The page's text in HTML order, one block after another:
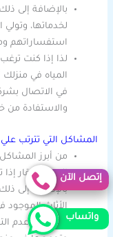
بالإضافة إلى
لخدماتها، وتولي
استفساراتهم
لذا إذا كنت
المياه في
في الاتصال
والاستفادة من
المشاكل التي تترتب
من أبرز
انهيار العقار
بالإضافة إلى
الأثاث الموجود
وفي حالة عدم
إتصل الآن
واتساب